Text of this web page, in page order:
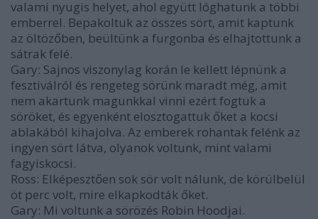
valami nyugis helyet, ahol együtt lóghatunk a többi
emberrel. Bepakoltuk az összes sört, amit kaptunk
az öltözőben, beültünk a furgonba és elhajtottunk a
sátrak felé.
Gary: Sajnos viszonylag korán le kellett lépnünk a
fesztiválról és rengeteg sörünk maradt még, amit
nem akartunk magunkkal vinni ezért fogtuk a
söröket, és egyenként elosztogattuk őket a kocsi
ablakából kihajolva. Az emberek rohantak felénk az
ingyen sört látva, olyanok voltunk, mint valami
fagyiskocsi.
Ross: Elképesztően sok sör volt nálunk, de körülbelül
öt perc volt, mire elkapkodták őket.
Gary: Mi voltunk a sörözés Robin Hoodjai.